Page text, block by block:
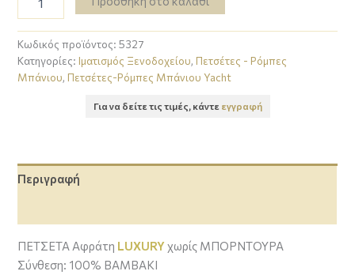
Κωδικός προϊόντος:5327
Κατηγορίες: Ιματισμός Ξενοδοχείου, Πετσέτες - Ρόμπες
Μπάνιου, Πετσέτες-Ρόμπες Μπάνιου Yacht
Για να δείτε τις τιμές, κάντε εγγραφή
Περιγραφή
ΠΕΤΣΈΤΑ Αφράτη LUXURYχωρίς ΜΠΟΡΝΤΟΥΡΑ
Σύνθεση: 100% BAMBAKI